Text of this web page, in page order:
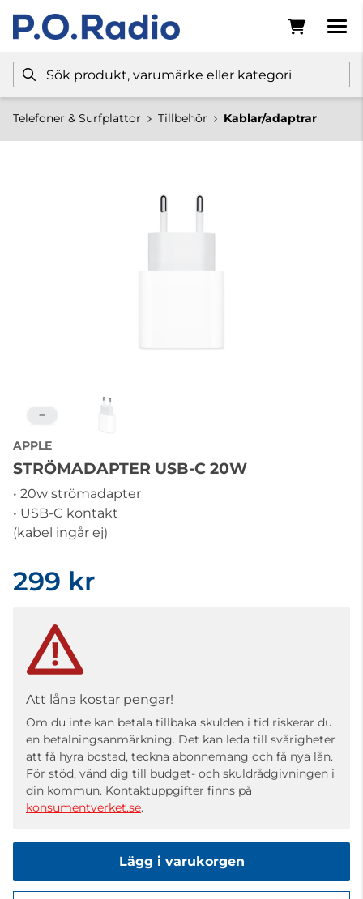
Telefoner & Surfplattor Tillbehör Kablar/adaptrar
APPLE
STRÖMADAPTER USB-C 20W
• 20w strömadapter
• USB-C kontakt
(kabel ingår ej)
299 kr
Att låna kostar pengar!
Om du inte kan betala tillbaka skulden i tid riskerar du
en betalningsanmärkning. Det kan leda till svårigheter
att få hyra bostad, teckna abonnemang och få nya lån.
För stöd, vänd dig till budget- och skuldrådgivningen i
din kommun. Kontaktuppgifter finns på
konsumentverket.se.
Lägg i varukorgen